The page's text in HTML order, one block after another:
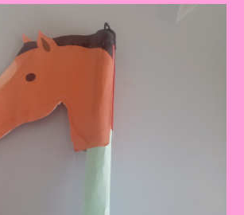
A
Brasil